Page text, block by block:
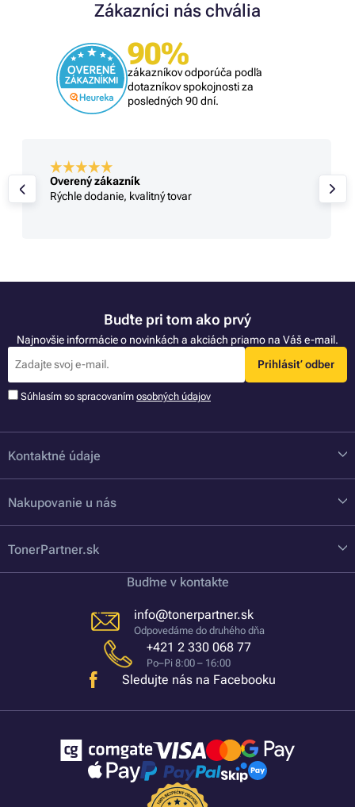
Zákazníci nás chvália
90%
zákazníkov odporúča podľa
dotazníkov spokojnosti za
posledných 90 dní.
Overený zákazník
Rýchle dodanie, kvalitný tovar
Buďte pri tom ako prvý
Najnovšie informácie o novinkách a akciách priamo na Váš e-mail.
Prihlásiť odber
Súhlasím so spracovaním osobných údajov
Kontaktné údaje
Nakupovanie u nás
TonerPartner.sk
Buďme v kontakte
info@tonerpartner.sk
Odpovedáme do druhého dňa
+421 2 330 068 77
Po–Pi 8:00 – 16:00
Sledujte nás na Facebooku